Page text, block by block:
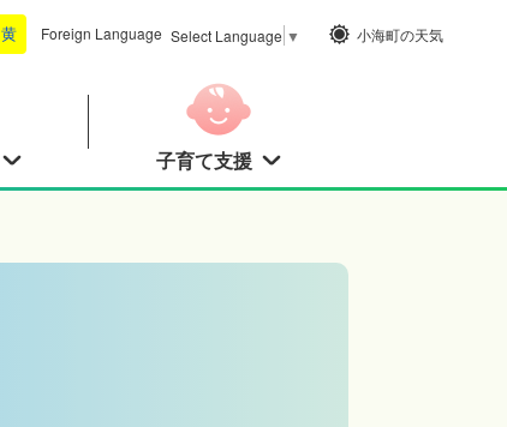
黄 Foreign Language Select Language ▼ 小海町の天気
子育て支援